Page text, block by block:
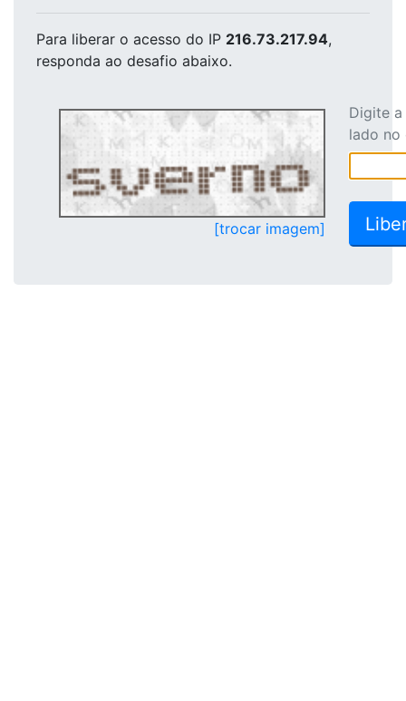
Para liberar o acesso do IP 216.73.217.94,
responda ao desafio abaixo.
[trocar imagem]
Digite
lado no